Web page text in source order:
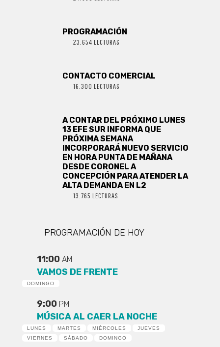
PROGRAMACIÓN
23.654 LECTURAS
CONTACTO COMERCIAL
16.300 LECTURAS
A CONTAR DEL PRÓXIMO LUNES
13 EFE SUR INFORMA QUE
PRÓXIMA SEMANA
INCORPORARÁ NUEVO SERVICIO
EN HORA PUNTA DE MAÑANA
DESDE CORONEL A
CONCEPCIÓN PARA ATENDER LA
ALTA DEMANDA EN L2
13.765 LECTURAS
PROGRAMACIÓN DE HOY
11:00 AM
VAMOS DE FRENTE
DOMINGO
9:00 PM
MÚSICA AL CAER LA NOCHE
LUNES MARTES MIÉRCOLES
JUEVES
VIERNES
SÁBADO DOMINGO